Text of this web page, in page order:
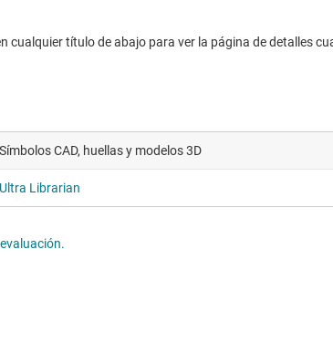
título de abajo para ver la página de detalles
Símbolos CAD, huellas y modelos 3D
Ultra Librarian